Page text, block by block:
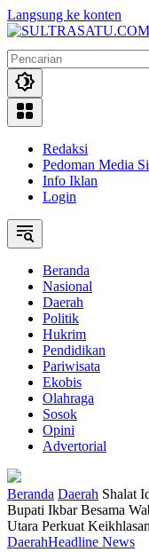
Langsung ke konten
Redaksi
Pedoman Media
Info Iklan
Login
Beranda
Nasional
Daerah
Politik
Hukrim
Pendidikan
Pariwisata
Ekobis
Olahraga
Sosok
Opini
Advertorial
Beranda Daerah Shalat
Bupati Ikbar Besama
Utara Perkuat Keikhlasan
DaerahHeadline News